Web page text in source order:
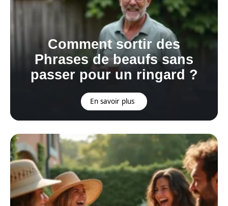
Comment sortir des
Phrases de beaufs sans
passer pour un ringard ?
En savoir plus